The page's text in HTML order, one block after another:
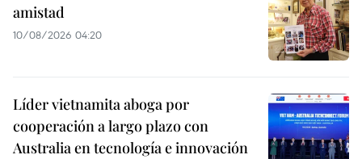
amistad
10/08/2026 04:20
Líder vietnamita aboga por
cooperación a largo plazo con
Australia en tecnología e innovación